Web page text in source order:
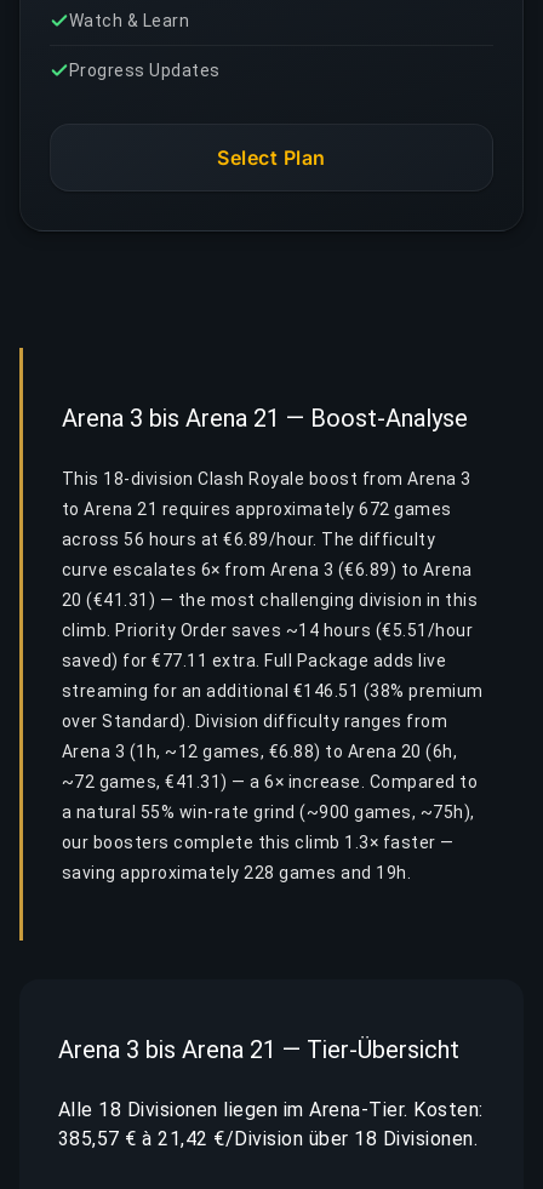
Watch & Learn
Progress Updates
Select Plan
Arena 3 bis Arena 21 — Boost-Analyse
This 18-division Clash Royale boost from Arena 3
to Arena 21 requires approximately 672 games
across 56 hours at €6.89/hour. The difficulty
curve escalates 6× from Arena 3 (€6.89) to Arena
20 (€41.31) — the most challenging division in this
climb. Priority Order saves ~14 hours (€5.51/hour
saved) for €77.11 extra. Full Package adds live
streaming for an additional €146.51 (38% premium
over Standard). Division difficulty ranges from
Arena 3 (1h, ~12 games, €6.88) to Arena 20 (6h,
~72 games, €41.31) — a 6× increase. Compared to
a natural 55% win-rate grind (~900 games, ~75h),
our boosters complete this climb 1.3× faster —
saving approximately 228 games and 19h.
Arena 3 bis Arena 21 — Tier-Übersicht
Alle 18 Divisionen liegen im Arena-Tier. Kosten:
385,57 € à 21,42 €/Division über 18 Divisionen.